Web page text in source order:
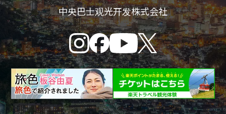
花栗鼠公园
营业期间
5月23日（周六）～10月12日（周一·节假
日）
中央巴士观光开发株式会社